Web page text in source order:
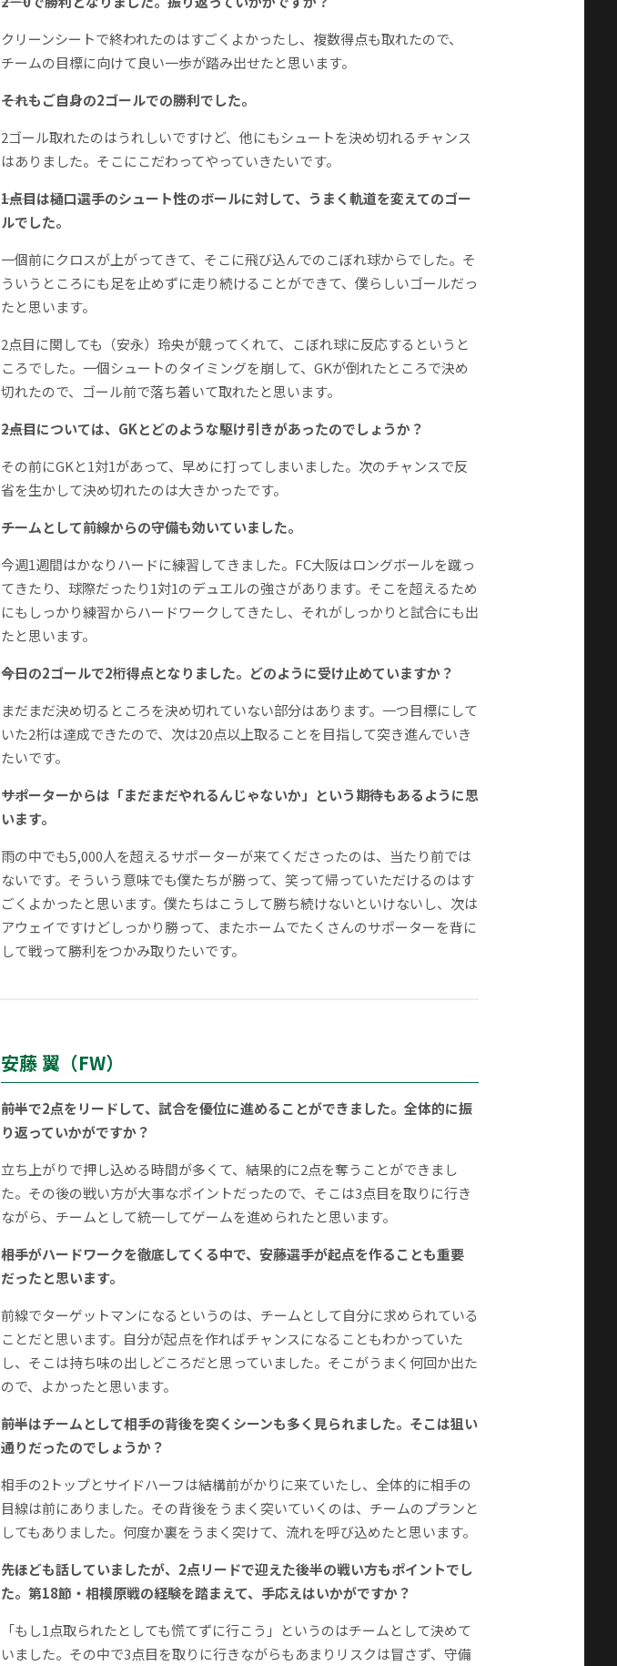
クリーンシートで終われたのはすごくよかったし、複数得点も取れたので、
チームの目標に向けて良い一歩が踏み出せたと思います。
――それもご自身の2ゴールでの勝利でした。
2ゴール取れたのはうれしいですけど、他にもシュートを決め切れるチャンス
はありました。そこにこだわってやっていきたいです。
――1点目は樋口選手のシュート性のボールに対して、うまく軌道を変えてのゴー
ルでした。
一個前にクロスが上がってきて、そこに飛び込んでのこぼれ球からでした。そ
ういうところにも足を止めずに走り続けることができて、僕らしいゴールだっ
たと思います。
2点目に関しても（安永）玲央が競ってくれて、こぼれ球に反応するというと
ころでした。一個シュートのタイミングを崩して、GKが倒れたところで決め
切れたので、ゴール前で落ち着いて取れたと思います。
――2点目については、GKとどのような駆け引きがあったのでしょうか？
その前にGKと1対1があって、早めに打ってしまいました。次のチャンスで反
省を生かして決め切れたのは大きかったです。
――チームとして前線からの守備も効いていました。
今週1週間はかなりハードに練習してきました。FC大阪はロングボールを蹴っ
てきたり、球際だったり1対1のデュエルの強さがあります。そこを超えるため
にもしっかり練習からハードワークしてきたし、それがしっかりと試合にも出
たと思います。
――今日の2ゴールで2桁得点となりました。どのように受け止めていますか？
まだまだ決め切るところを決め切れていない部分はあります。一つ目標にして
いた2桁は達成できたので、次は20点以上取ることを目指して突き進んでいき
たいです。
――サポーターからは「まだまだやれるんじゃないか」という期待もあるように思
います。
雨の中でも5,000人を超えるサポーターが来てくださったのは、当たり前では
ないです。そういう意味でも僕たちが勝って、笑って帰っていただけるのはす
ごくよかったと思います。僕たちはこうして勝ち続けないといけないし、次は
アウェイですけどしっかり勝って、またホームでたくさんのサポーターを背に
して戦って勝利をつかみ取りたいです。
安藤 翼（FW）
――前半で2点をリードして、試合を優位に進めることができました。全体的に振
り返っていかがですか？
立ち上がりで押し込める時間が多くて、結果的に2点を奪うことができまし
た。その後の戦い方が大事なポイントだったので、そこは3点目を取りに行き
ながら、チームとして統一してゲームを進められたと思います。
――相手がハードワークを徹底してくる中で、安藤選手が起点を作ることも重要
だったと思います。
前線でターゲットマンになるというのは、チームとして自分に求められている
ことだと思います。自分が起点を作ればチャンスになることもわかっていた
し、そこは持ち味の出しどころだと思っていました。そこがうまく何回か出た
ので、よかったと思います。
――前半はチームとして相手の背後を突くシーンも多く見られました。そこは狙い
通りだったのでしょうか？
相手の2トップとサイドハーフは結構前がかりに来ていたし、全体的に相手の
目線は前にありました。その背後をうまく突いていくのは、チームのプランと
してもありました。何度か裏をうまく突けて、流れを呼び込めたと思います。
――先ほども話していましたが、2点リードで迎えた後半の戦い方もポイントでし
た。第18節・相模原戦の経験を踏まえて、手応えはいかがですか？
「もし1点取られたとしても慌てずに行こう」というのはチームとして決めて
いました。その中で3点目を取りに行きながらもあまりリスクは冒さず、守備